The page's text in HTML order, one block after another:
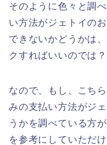
そのように色々と調
い方法がジェトイの
できないかどうかは
クすればいいのでは
なので、もし、こち
みの支払い方法がジ
うかを調べている方
を参考にしていただ